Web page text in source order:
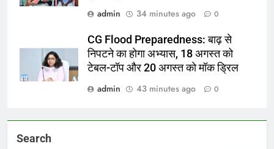
admin
34 minutes ago 0
CG Flood Preparedness: बाढ़ से
निपटने का होगा अभ्यास, 18 अगस्त को
टेबल-टॉप और 20 अगस्त को मॉक ड्रिल
admin
43 minutes ago 0
Search